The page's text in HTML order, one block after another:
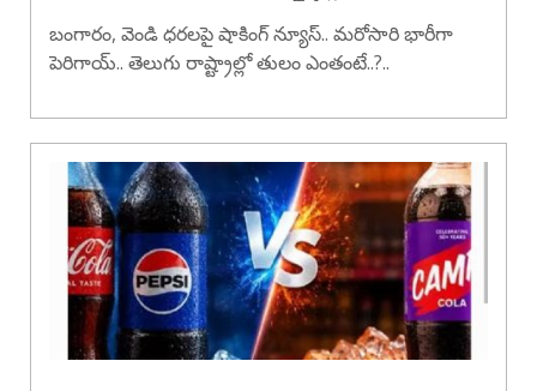
బంగారం, వెండి ధరలపై షాకింగ్ న్యూస్.. మరోసారి భారీగా
పెరిగాయ్.. తెలుగు రాష్ట్రాల్లో తులం ఎంతంటే..?..